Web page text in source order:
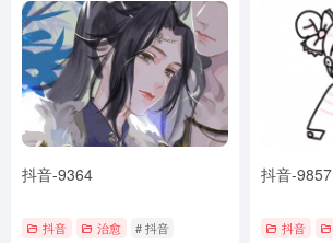
抖音-9364
抖音 治愈 # 抖音
抖音-9857
抖音